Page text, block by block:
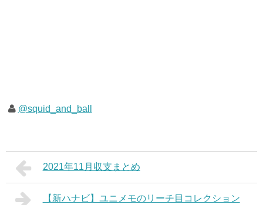
@squid_and_ball
2021年11月収支まとめ
【新ハナビ】ユニメモのリーチ目コレクション